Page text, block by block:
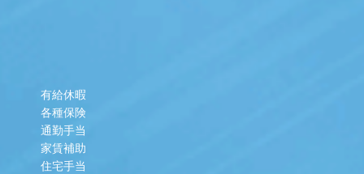
有給休暇
各種保険
通勤手当
家賃補助
住宅手当